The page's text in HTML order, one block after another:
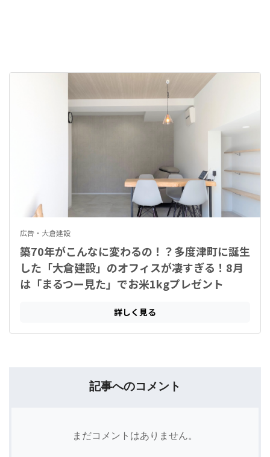
記事へのコメント
まだコメントはありません。